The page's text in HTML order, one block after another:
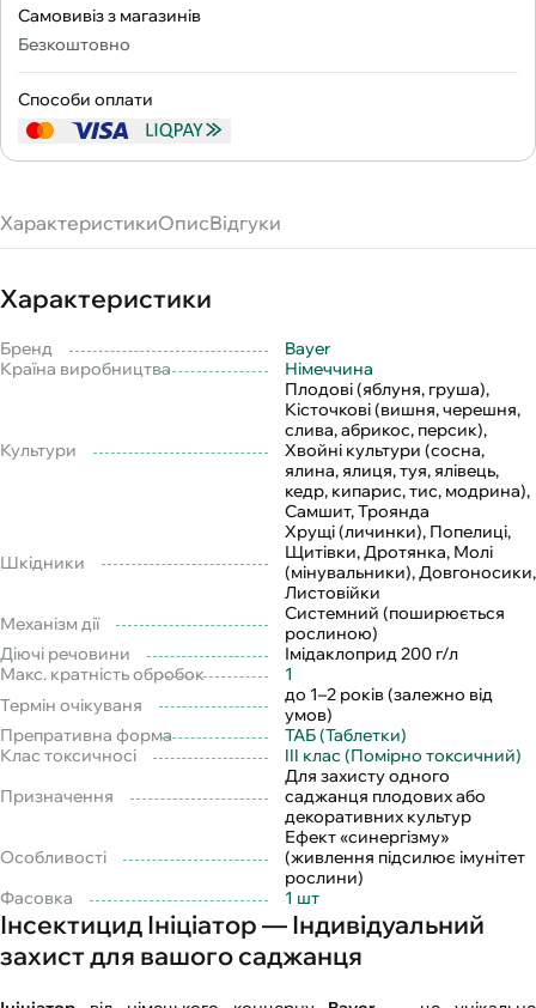
Самовивіз з магазинів
Безкоштовно
Способи оплати
ХарактеристикиОписВідгуки
Характеристики
Бренд
Bayer
Країна виробництва
Німеччина
Культури
Плодові (яблуня, груша),
Кісточкові (вишня, черешня,
слива, абрикос, персик),
Хвойні культури (сосна,
ялина, ялиця, туя, ялівець,
кедр, кипарис, тис, модрина),
Самшит, Троянда
Шкідники
Хрущі (личинки), Попелиці,
Щитівки, Дротянка, Молі
(мінувальники), Довгоносики,
Листовійки
Механізм дії
Системний (поширюється
рослиною)
Діючі речовини
Імідаклоприд 200 г/л
Макс. кратність обробок
1
Термін очікуваня
до 1–2 років (залежно від
умов)
Препративна форма
ТАБ (Таблетки)
Клас токсичносі
III клас (Помірно токсичний)
Призначення
Для захисту одного
саджанця плодових або
декоративних культур
Особливості
Ефект «синергізму»
(живлення підсилює імунітет
рослини)
Фасовка
1 шт
Інсектицид Ініціатор — Індивідуальний
захист для вашого саджанця